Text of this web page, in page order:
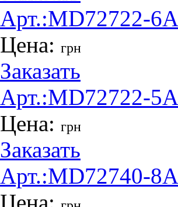
Арт.:MD72722-6A
Цена: грн
Заказать
Арт.:MD72722-5A
Цена: грн
Заказать
Арт.:MD72740-8A
Цена: